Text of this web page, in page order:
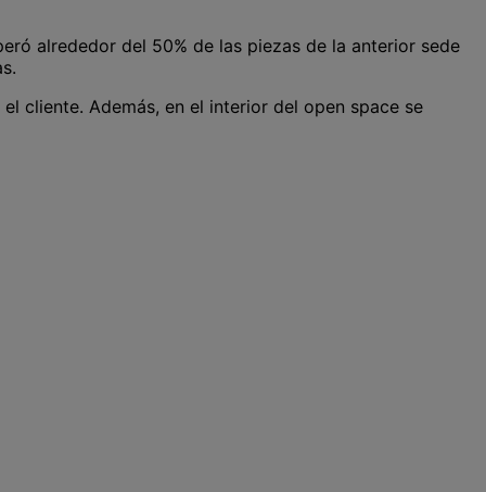
alrededor del 50% de las piezas de la anterior sede
cliente. Además, en el interior del open space se